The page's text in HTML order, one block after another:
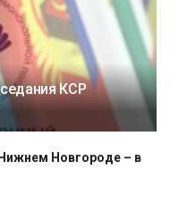
КСР
Новгороде – в